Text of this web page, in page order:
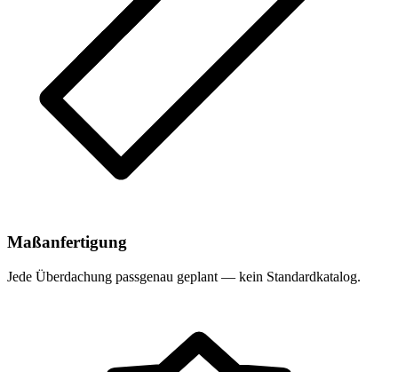
Maßanfertigung
Jede Überdachung passgenau geplant — kein Standardkatalog.